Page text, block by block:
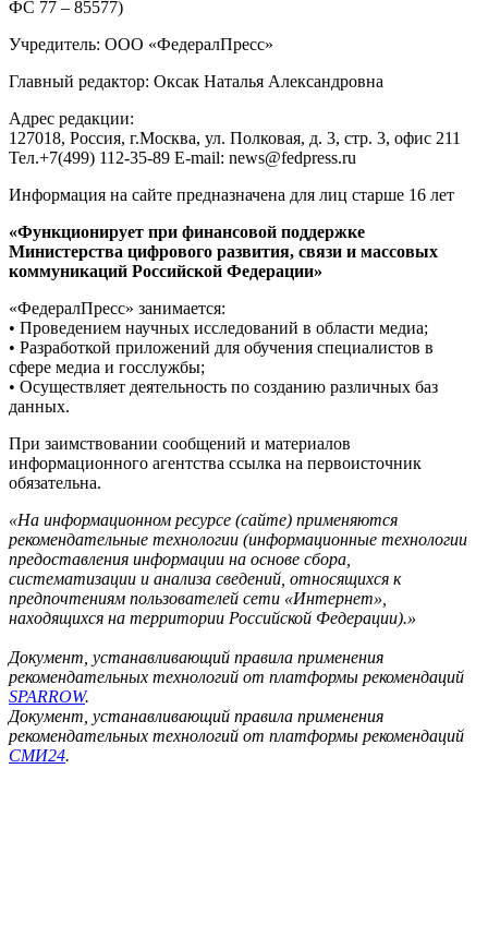
ФС 77 – 85577)
Учредитель: ООО «ФедералПресс»
Главный редактор: Оксак Наталья Александровна
Адрес редакции:
127018, Россия, г.Москва, ул. Полковая, д. 3, стр. 3, офис 211
Тел.+7(499) 112-35-89 E-mail: news@fedpress.ru
Информация на сайте предназначена для лиц старше 16 лет
«Функционирует при финансовой поддержке
Министерства цифрового развития, связи и массовых
коммуникаций Российской Федерации»
«ФедералПресс» занимается:
• Проведением научных исследований в области медиа;
• Разработкой приложений для обучения специалистов в
сфере медиа и госслужбы;
• Осуществляет деятельность по созданию различных баз
данных.
При заимствовании сообщений и материалов
информационного агентства ссылка на первоисточник
обязательна.
«На информационном ресурсе (сайте) применяются
рекомендательные технологии (информационные технологии
предоставления информации на основе сбора,
систематизации и анализа сведений, относящихся к
предпочтениям пользователей сети «Интернет»,
находящихся на территории Российской Федерации).»
Документ, устанавливающий правила применения
рекомендательных технологий от платформы рекомендаций
SPARROW.
Документ, устанавливающий правила применения
рекомендательных технологий от платформы рекомендаций
СМИ24.